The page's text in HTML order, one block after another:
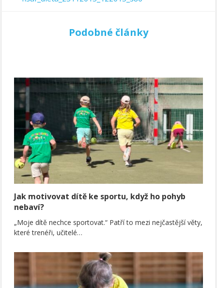
Podobné články
Jak motivovat dítě ke sportu, když ho pohyb
nebaví?
„Moje dítě nechce sportovat.“ Patří to mezi nejčastější věty,
které trenéři, učitelé…